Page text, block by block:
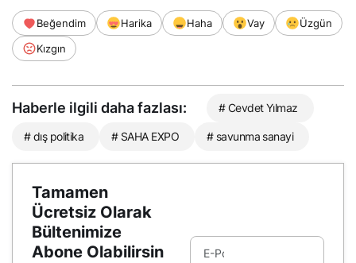
Beğendim Harika Haha Vay
Üzgün
Kızgın
Haberle ilgili daha fazlası: # Cevdet Yılmaz
# dış politika # SAHA EXPO # savunma sanayi
Tamamen
Ücretsiz Olarak
Bültenimize
Abone Olabilirsin